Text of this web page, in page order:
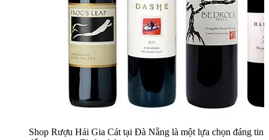
Shop Rượu Hải Gia Cát tại Đà Nẵng là một lựa chọn đáng tin